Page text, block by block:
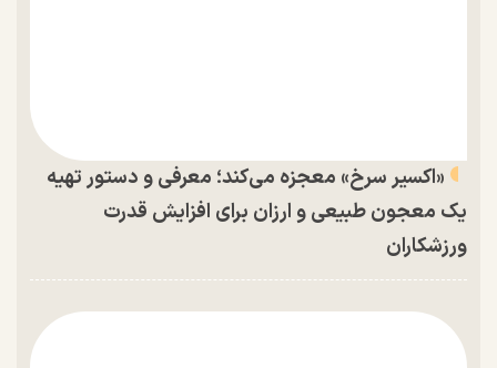
«اکسیر سرخ» معجزه می‌کند؛ معرفی و دستور تهیه
یک معجون طبیعی و ارزان برای افزایش قدرت
ورزشکاران